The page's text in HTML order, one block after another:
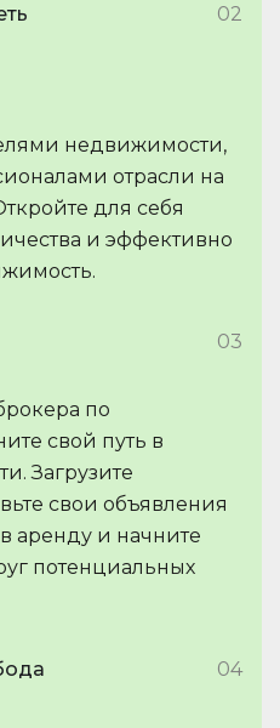
02
недвижимости,
отрасли на
для себя
и эффективно
03
по
свой путь в
Загрузите
свои объявления
аренду и начните
потенциальных
04